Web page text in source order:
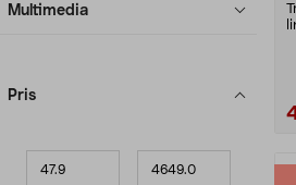
Multimedia
Pris